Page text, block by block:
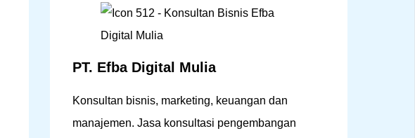
PT. Efba Digital Mulia
Konsultan bisnis, marketing, keuangan dan
manajemen. Jasa konsultasi pengembangan